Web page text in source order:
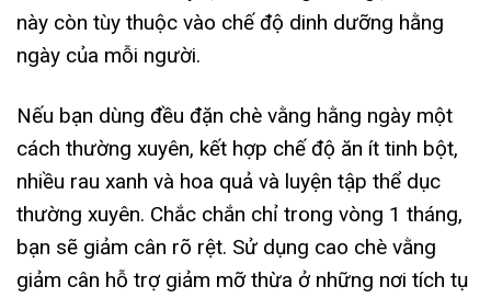
này còn tùy thuộc vào chế độ dinh dưỡng hằng
ngày của mỗi người.
Nếu bạn dùng đều đặn chè vằng hằng ngày một
cách thường xuyên, kết hợp chế độ ăn ít tinh bột,
nhiều rau xanh và hoa quả và luyện tập thể dục
thường xuyên. Chắc chắn chỉ trong vòng 1 tháng,
bạn sẽ giảm cân rõ rệt. Sử dụng cao chè vằng
giảm cân hỗ trợ giảm mỡ thừa ở những nơi tích tụ